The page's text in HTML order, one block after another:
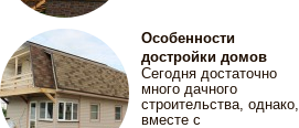
Особенности
достройки домов
Сегодня достаточно
много дачного
строительства, однако,
вместе с